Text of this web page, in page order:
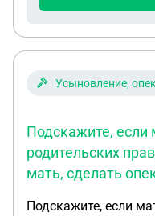
Усыновление,
Подскажите, если
родительских
мать, сделать
Подскажите, если